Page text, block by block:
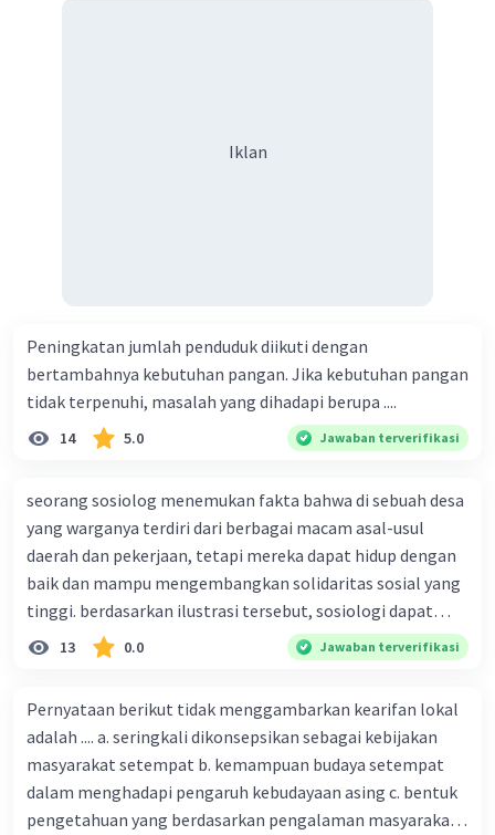
Iklan
Peningkatan jumlah penduduk diikuti dengan
bertambahnya kebutuhan pangan. Jika kebutuhan pangan
tidak terpenuhi, masalah yang dihadapi berupa ....
14 5.0 Jawaban terverifikasi
seorang sosiolog menemukan fakta bahwa di sebuah desa
yang warganya terdiri dari berbagai macam asal-usul
daerah dan pekerjaan, tetapi mereka dapat hidup dengan
baik dan mampu mengembangkan solidaritas sosial yang
tinggi. berdasarkan ilustrasi tersebut, sosiologi dapat
berfungsi sebagai ilmu yang ....
13 0.0 Jawaban terverifikasi
Pernyataan berikut tidak menggambarkan kearifan lokal
adalah .... a. seringkali dikonsepsikan sebagai kebijakan
masyarakat setempat b. kemampuan budaya setempat
dalam menghadapi pengaruh kebudayaan asing c. bentuk
pengetahuan yang berdasarkan pengalaman masyarakat